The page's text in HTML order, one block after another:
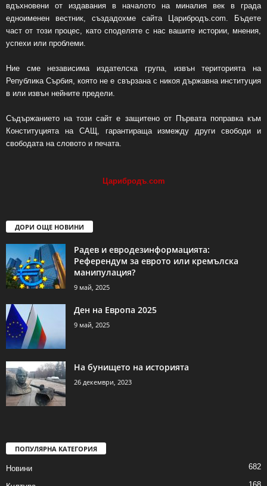
вдъхновени от издавания в началото на миналия век в града
едноименен вестник, създадохме сайта Царибродъ.com. Бъдете
част от този процес, като споделяте с нас вашите истории, мнения,
успехи или проблеми.
Ние сме независима издателска група, извън територията на
Република Сърбия, която не е свързана с никоя държавна институция
в или извън нейните предели.
Съдържанието на този сайт е защитено от Първата поправка към
Конституцията на САЩ, гарантираща измежду други свободи и
свободата на словото и печата.
Царибродъ. com
ДОРИ ОЩЕ НОВИНИ
Радев и евродезинформацията:
Референдум за еврото или кремълска
манипулация?
9 май, 2025
Ден на Европа 2025
9 май, 2025
На бунището на историята
26 декември, 2023
ПОПУЛЯРНА КАТЕГОРИЯ
Новини 682